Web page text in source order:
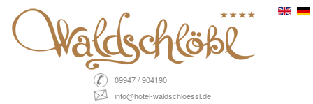
09947 / 904190
info@hotel-waldschloessl.de